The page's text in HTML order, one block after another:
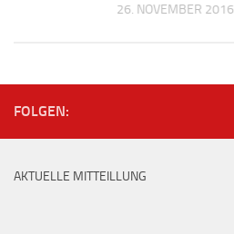
26. NOVEMBER 2016
FOLGEN:
AKTUELLE MITTEILLUNG